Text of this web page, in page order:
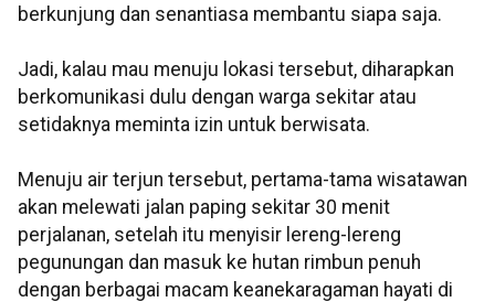
berkunjung dan senantiasa membantu siapa saja.
Jadi, kalau mau menuju lokasi tersebut, diharapkan
berkomunikasi dulu dengan warga sekitar atau
setidaknya meminta izin untuk berwisata.
Menuju air terjun tersebut, pertama-tama wisatawan
akan melewati jalan paping sekitar 30 menit
perjalanan, setelah itu menyisir lereng-lereng
pegunungan dan masuk ke hutan rimbun penuh
dengan berbagai macam keanekaragaman hayati di